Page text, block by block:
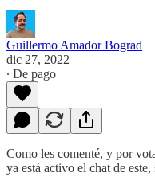
Guillermo Amador Bograd
dic 27, 2022
∙ De pago
Como les comenté, y por
ya está activo el chat de